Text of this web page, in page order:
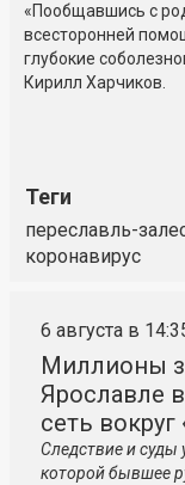
«Пообщавшись с
всесторонней
глубокие
Кирилл Харчиков.
Теги
переславль-
коронавирус
6 августа в
Миллионы
Ярославле
сеть вокруг
Следствие и суды
которой бывшее